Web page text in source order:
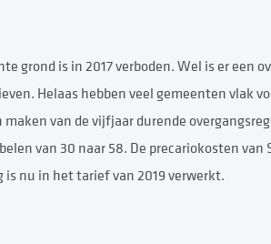
grond is in 2017 verboden. Wel is er een
Helaas hebben veel gemeenten vlak
van de vijfjaar durende
van 30 naar 58. De precariokosten van
is nu in het tarief van 2019 verwerkt.